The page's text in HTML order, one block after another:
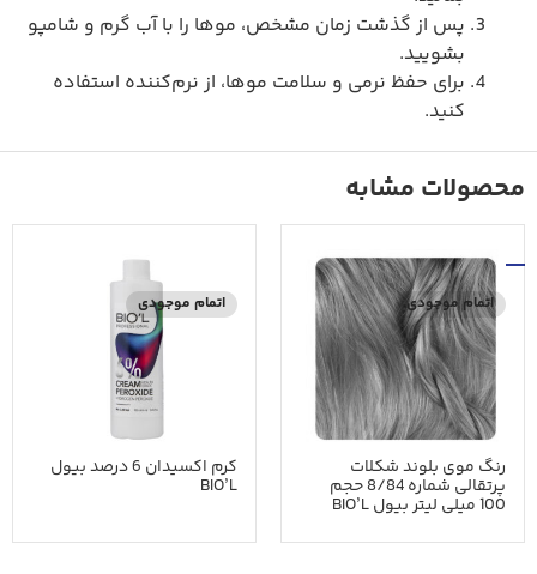
پس از گذشت زمان مشخص، موها را با آب گرم و شامپو
بشویید.
برای حفظ نرمی و سلامت موها، از نرم‌کننده استفاده
کنید.
محصولات مشابه
اتمام موجودی
رنگ موی بلوند شکلات
پرتقالی شماره 8/84 حجم
100 میلی لیتر بیول BIO’L
اتمام موجودی
کرم اکسیدان 6 درصد بیول
BIO’L